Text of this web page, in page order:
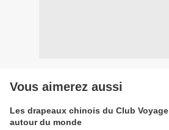
Vous aimerez aussi
Les drapeaux chinois du Club Voyage
autour du monde